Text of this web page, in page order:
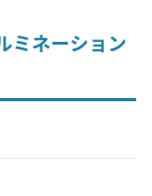
ミネーション